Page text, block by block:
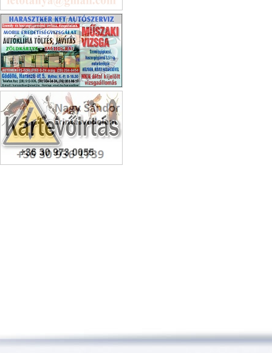
Porlasztócsúcs Javítás
Harasztker Kft Gödöllő